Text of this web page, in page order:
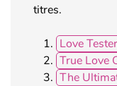
titres.
Love
True Love
The